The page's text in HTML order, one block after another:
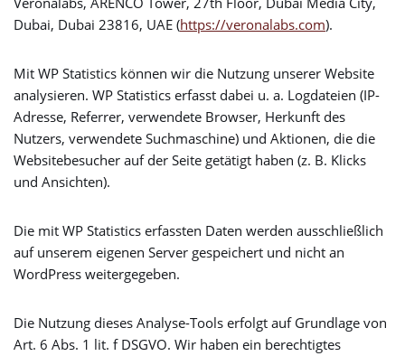
Dubai, Dubai 23816, UAE (https://veronalabs.com).
Mit WP Statistics können wir die Nutzung unserer Website
analysieren. WP Statistics erfasst dabei u. a. Logdateien (IP-
Adresse, Referrer, verwendete Browser, Herkunft des
Nutzers, verwendete Suchmaschine) und Aktionen, die die
Websitebesucher auf der Seite getätigt haben (z. B. Klicks
und Ansichten).
Die mit WP Statistics erfassten Daten werden ausschließlich
auf unserem eigenen Server gespeichert und nicht an
WordPress weitergegeben.
Die Nutzung dieses Analyse-Tools erfolgt auf Grundlage von
Art. 6 Abs. 1 lit. f DSGVO. Wir haben ein berechtigtes